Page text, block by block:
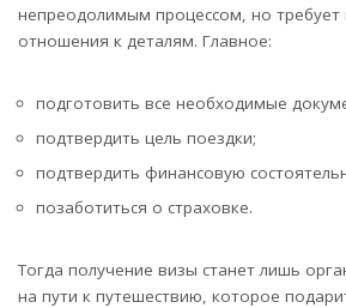
непреодолимым процессом, но требует
отношения к деталям. Главное:
подготовить все необходимые
подтвердить цель поездки;
подтвердить финансовую
позаботиться о страховке.
Тогда получение визы станет лишь
на пути к путешествию, которое